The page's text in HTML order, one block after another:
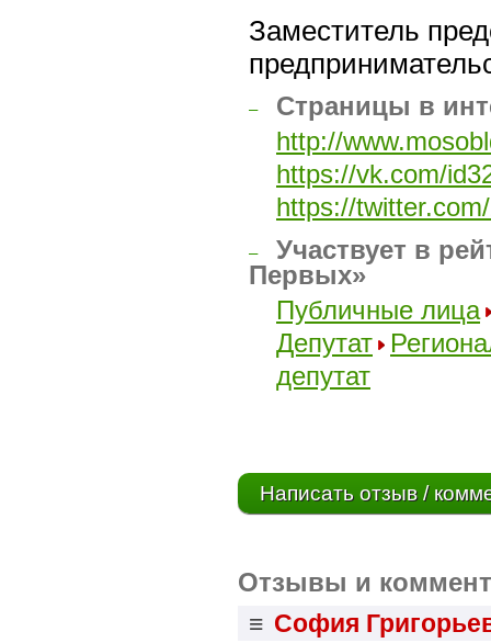
Заместитель
–
Страницы в
http://
https://vk.com/
https://
–
Участвует в
Первых»
Публичные лица
Депутат
депутат
Написать отзыв /
Отзывы и
≡ София